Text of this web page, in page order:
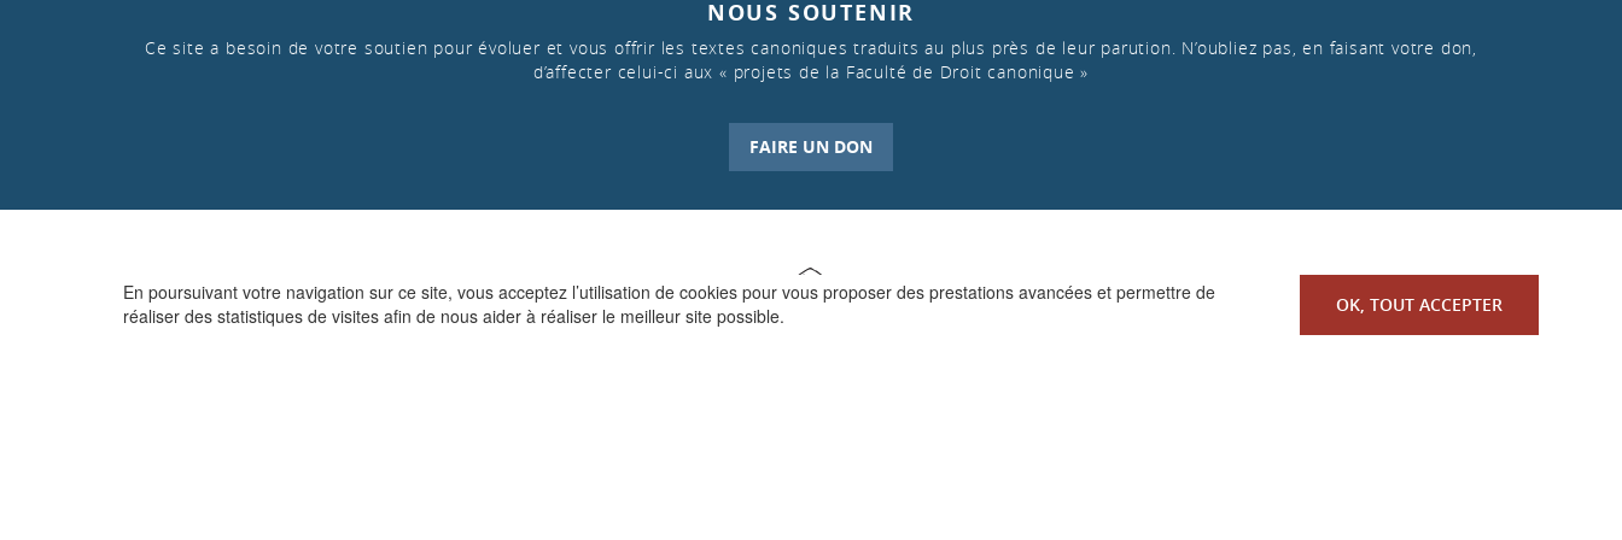
En poursuivant votre navigation sur ce site, vous acceptez l’utilisation de cookies pour vous proposer des prestations avancées et permettre de
réaliser des statistiques de visites afin de nous aider à réaliser le meilleur site possible.
OK, TOUT ACCEPTER
NOUS SOUTENIR
Ce site a besoin de votre soutien pour évoluer et vous offrir les textes canoniques traduits au plus près de leur parution. N’oubliez pas, en faisant votre don,
d’affecter celui-ci aux « projets de la Faculté de Droit canonique »
FAIRE UN DON